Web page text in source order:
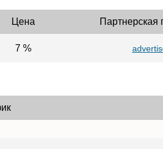
Цена Партнерская
7 %